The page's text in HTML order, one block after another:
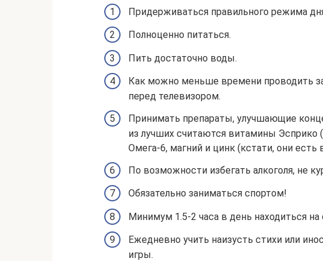
Придерживаться правильного режима
Полноценно питаться.
Пить достаточно воды.
Как можно меньше времени проводить
перед телевизором.
Принимать препараты, улучшающие
из лучших считаются витамины Эсприко
Омега-6, магний и цинк (кстати, они есть
По возможности избегать алкоголя, не
Обязательно заниматься спортом!
Минимум 1.5-2 часа в день находиться
Ежедневно учить наизусть стихи или
игры.